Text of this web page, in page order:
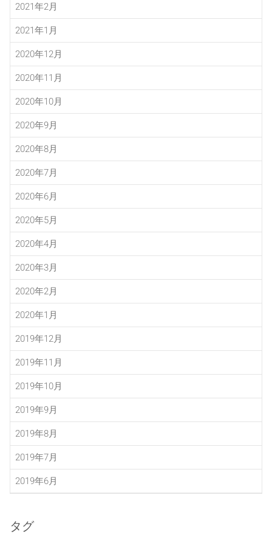
2021年2月
2021年1月
2020年12月
2020年11月
2020年10月
2020年9月
2020年8月
2020年7月
2020年6月
2020年5月
2020年4月
2020年3月
2020年2月
2020年1月
2019年12月
2019年11月
2019年10月
2019年9月
2019年8月
2019年7月
2019年6月
タグ